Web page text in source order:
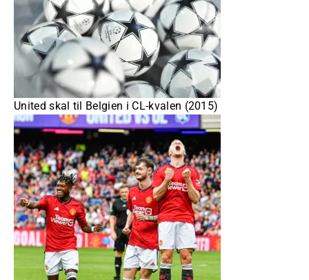
United skal til Belgien i CL-kvalen (2015)